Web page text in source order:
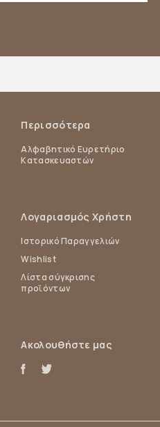
Περισσότερα
Αλφαβητικό Ευρετήριο
Κατασκευαστών
Λογαριασμός Χρήστη
Ιστορικό Παραγγελιών
Wishlist
Λίστα σύγκρισης
προϊόντων
Ακολουθήστε μας